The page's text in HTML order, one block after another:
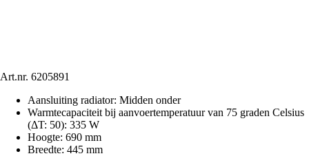
Art.nr. 6205891
Aansluiting radiator: Midden onder
Warmtecapaciteit bij aanvoertemperatuur van 75 graden Celsius
(ΔT: 50): 335 W
Hoogte: 690 mm
Breedte: 445 mm